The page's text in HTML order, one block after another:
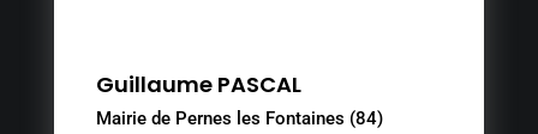
Guillaume PASCAL
Mairie de Pernes les Fontaines (84)